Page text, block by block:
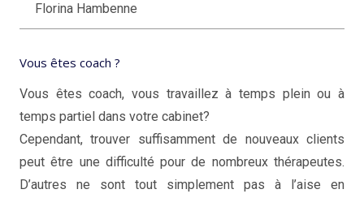
Florina Hambenne
Vous êtes coach ?
Vous êtes coach, vous travaillez à temps plein ou à
temps partiel dans votre cabinet?
Cependant, trouver suffisamment de nouveaux clients
peut être une difficulté pour de nombreux thérapeutes.
D’autres ne sont tout simplement pas à l’aise en